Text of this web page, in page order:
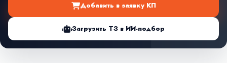
Добавить в заявку КП
Загрузить ТЗ в ИИ-подбор